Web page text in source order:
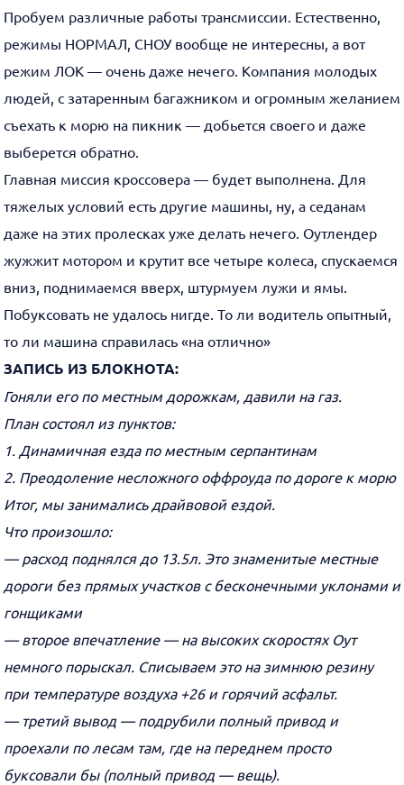
Пробуем различные работы трансмиссии. Естественно,
режимы НОРМАЛ, СНОУ вообще не интересны, а вот
режим ЛОК — очень даже нечего. Компания молодых
людей, с затаренным багажником и огромным желанием
съехать к морю на пикник — добьется своего и даже
выберется обратно.
Главная миссия кроссовера — будет выполнена. Для
тяжелых условий есть другие машины, ну, а седанам
даже на этих пролесках уже делать нечего. Оутлендер
жужжит мотором и крутит все четыре колеса, спускаемся
вниз, поднимаемся вверх, штурмуем лужи и ямы.
Побуксовать не удалось нигде. То ли водитель опытный,
то ли машина справилась «на отлично»
ЗАПИСЬ ИЗ БЛОКНОТА:
Гоняли его по местным дорожкам, давили на газ.
План состоял из пунктов:
1. Динамичная езда по местным серпантинам
2. Преодоление несложного оффроуда по дороге к морю
Итог, мы занимались драйвовой ездой.
Что произошло:
— расход поднялся до 13.5л. Это знаменитые местные
дороги без прямых участков с бесконечными уклонами и
гонщиками
— второе впечатление — на высоких скоростях Оут
немного порыскал. Списываем это на зимнюю резину
при температуре воздуха +26 и горячий асфальт.
— третий вывод — подрубили полный привод и
проехали по лесам там, где на переднем просто
буксовали бы (полный привод — вещь).